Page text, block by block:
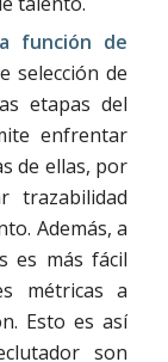
función de
selección de
etapas del
enfrentar
de ellas, por
trazabilidad
Además, a
es más fácil
métricas a
Esto es así
son